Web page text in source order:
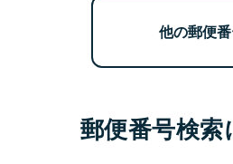
他の郵便
郵便番号検